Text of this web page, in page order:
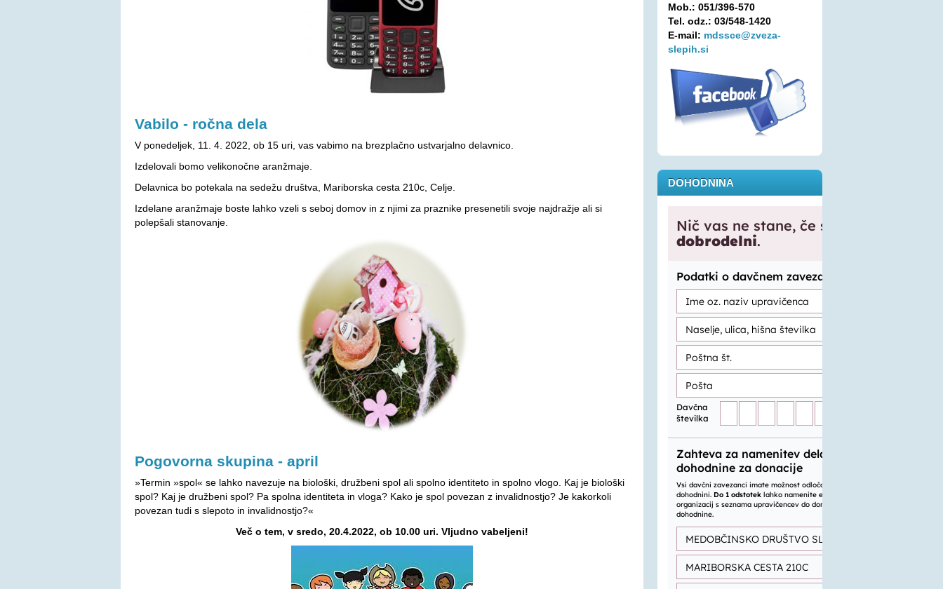
Vabilo - ročna dela
V ponedeljek, 11. 4. 2022, ob 15 uri, vas vabimo na brezplačno ustvarjalno delavnico.
Izdelovali bomo velikonočne aranžmaje.
Delavnica bo potekala na sedežu društva, Mariborska cesta 210c, Celje.
Izdelane aranžmaje boste lahko vzeli s seboj domov in z njimi za praznike presenetili svoje najdražje ali si
polepšali stanovanje.
Pogovorna skupina - april
»Termin »spol« se lahko navezuje na biološki, družbeni spol ali spolno identiteto in spolno vlogo. Kaj je biološki
spol? Kaj je družbeni spol? Pa spolna identiteta in vloga? Kako je spol povezan z invalidnostjo? Je kakorkoli
povezan tudi s slepoto in invalidnostjo?«
Več o tem, v sredo, 20.4.2022, ob 10.00 uri. Vljudno vabeljeni!
Mob.: 051/396-570
Tel. odz.: 03/548-1420
E-mail: mdssce@zveza-
slepih.si
DOHODNINA